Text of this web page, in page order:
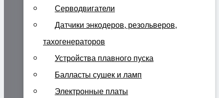
Серводвигатели
Датчики энкодеров, резольверов,
тахогенераторов
Устройства плавного пуска
Балласты сушек и ламп
Электронные платы